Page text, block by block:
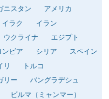
ニスタン
アメリカ
イラク
イラン
ウクライナ
エジプト
ンビア シリア
スペイン
リ
トルコ
リー
バングラデシュ
ビルマ（ミャンマー）